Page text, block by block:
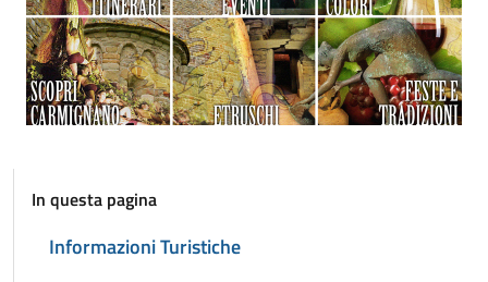
In questa pagina
Informazioni Turistiche